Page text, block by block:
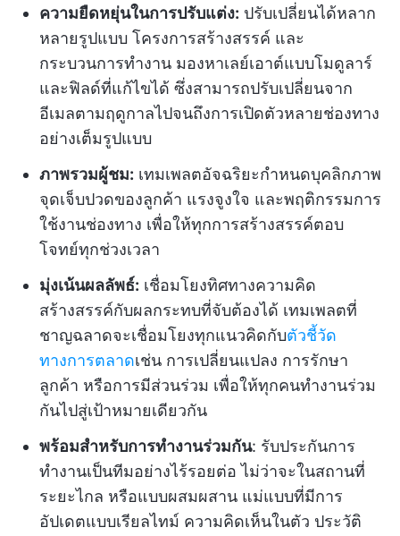
ความยืดหยุ่นในการปรับแต่ง: ปรับเปลี่ยนได้หลาก
หลายรูปแบบ โครงการสร้างสรรค์ และ
กระบวนการทำงาน มองหาเลย์เอาต์แบบโมดูลาร์
และฟิลด์ที่แก้ไขได้ ซึ่งสามารถปรับเปลี่ยนจาก
อีเมลตามฤดูกาลไปจนถึงการเปิดตัวหลายช่องทาง
อย่างเต็มรูปแบบ
ภาพรวมผู้ชม: เทมเพลตอัจฉริยะกำหนดบุคลิกภาพ
จุดเจ็บปวดของลูกค้า แรงจูงใจ และพฤติกรรมการ
ใช้งานช่องทาง เพื่อให้ทุกการสร้างสรรค์ตอบ
โจทย์ทุกช่วงเวลา
มุ่งเน้นผลลัพธ์: เชื่อมโยงทิศทางความคิด
สร้างสรรค์กับผลกระทบที่จับต้องได้ เทมเพลตที่
ชาญฉลาดจะเชื่อมโยงทุกแนวคิดกับตัวชี้วัด
ทางการตลาดเช่น การเปลี่ยนแปลง การรักษา
ลูกค้า หรือการมีส่วนร่วม เพื่อให้ทุกคนทำงานร่วม
กันไปสู่เป้าหมายเดียวกัน
พร้อมสำหรับการทำงานร่วมกัน: รับประกันการ
ทำงานเป็นทีมอย่างไร้รอยต่อ ไม่ว่าจะในสถานที่
ระยะไกล หรือแบบผสมผสาน แม่แบบที่มีการ
อัปเดตแบบเรียลไทม์ ความคิดเห็นในตัว ประวัติ